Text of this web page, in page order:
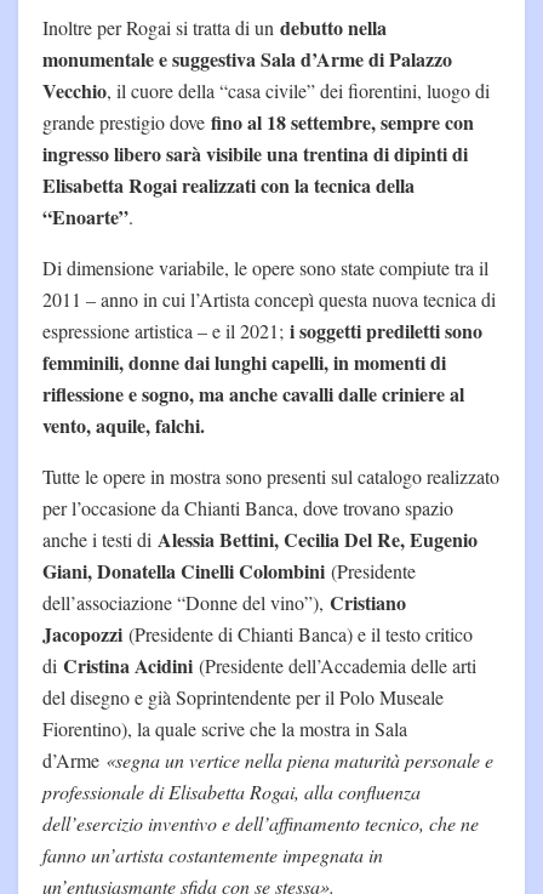
Inoltre per Rogai si tratta di un debutto nella
monumentale e suggestiva Sala d’Arme di Palazzo
Vecchio, il cuore della “casa civile” dei fiorentini, luogo di
grande prestigio dove fino al 18 settembre, sempre con
ingresso libero sarà visibile una trentina di dipinti di
Elisabetta Rogai realizzati con la tecnica della
“Enoarte”.
Di dimensione variabile, le opere sono state compiute tra il
2011 – anno in cui l’Artista concepì questa nuova tecnica di
espressione artistica – e il 2021; i soggetti prediletti sono
femminili, donne dai lunghi capelli, in momenti di
riflessione e sogno, ma anche cavalli dalle criniere al
vento, aquile, falchi.
Tutte le opere in mostra sono presenti sul catalogo realizzato
per l’occasione da Chianti Banca, dove trovano spazio
anche i testi di Alessia Bettini, Cecilia Del Re, Eugenio
Giani, Donatella Cinelli Colombini (Presidente
dell’associazione “Donne del vino”), Cristiano
Jacopozzi (Presidente di Chianti Banca) e il testo critico
di Cristina Acidini (Presidente dell’Accademia delle arti
del disegno e già Soprintendente per il Polo Museale
Fiorentino), la quale scrive che la mostra in Sala
d’Arme «segna un vertice nella piena maturità personale e
professionale di Elisabetta Rogai, alla confluenza
dell’esercizio inventivo e dell’affinamento tecnico, che ne
fanno un’artista costantemente impegnata in
un’entusiasmante sfida con se stessa».